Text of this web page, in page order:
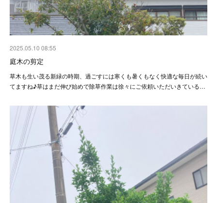
2025.05.10 08:55
庭木の剪定
草木も生い茂る新緑の時期、過ごすには寒くも暑くもなく快適な毎日が続い
てますね♪草はまだ伸び始めで除草作業は徐々にご依頼いただいきている…